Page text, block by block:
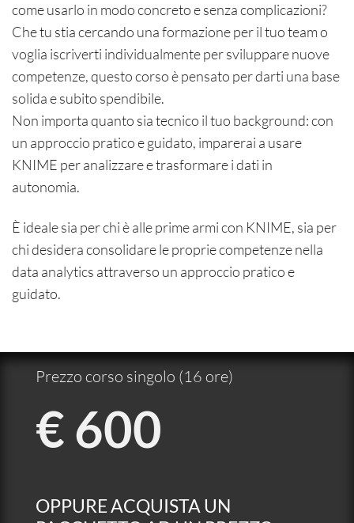
come usarlo in modo concreto e senza complicazioni?
Che tu stia cercando una formazione per il tuo team o
voglia iscriverti individualmente per sviluppare nuove
competenze, questo corso è pensato per darti una base
solida e subito spendibile.
Non importa quanto sia tecnico il tuo background: con
un approccio pratico e guidato, imparerai a usare
KNIME per analizzare e trasformare i dati in
autonomia.
È ideale sia per chi è alle prime armi con KNIME, sia per
chi desidera consolidare le proprie competenze nella
data analytics attraverso un approccio pratico e
guidato.
Prezzo corso singolo (16 ore)
€ 600
OPPURE ACQUISTA UN